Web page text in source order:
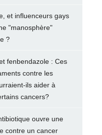
et influenceurs gays
"manosphère"
?
fenbendazole : Ces
contre les
ils aider à
cancers?
ouvre une
contre un cancer